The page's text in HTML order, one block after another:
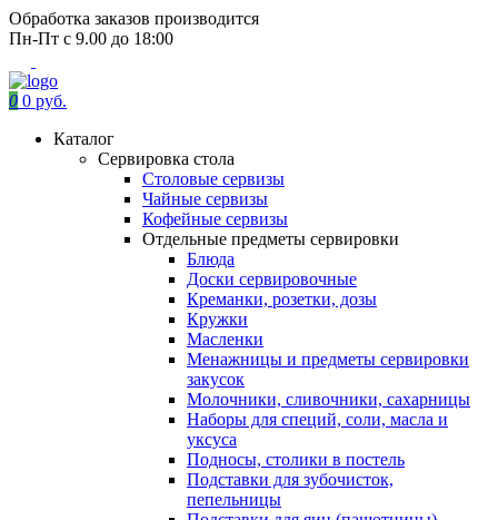
Обработка заказов производится
Пн-Пт с 9.00 до 18:00
0 0 руб.
Каталог
Сервировка стола
Столовые сервизы
Чайные сервизы
Кофейные сервизы
Отдельные предметы сервировки
Блюда
Доски сервировочные
Креманки, розетки, дозы
Кружки
Масленки
Менажницы и предметы сервировки
закусок
Молочники, сливочники, сахарницы
Наборы для специй, соли, масла и
уксуса
Подносы, столики в постель
Подставки для зубочисток,
пепельницы